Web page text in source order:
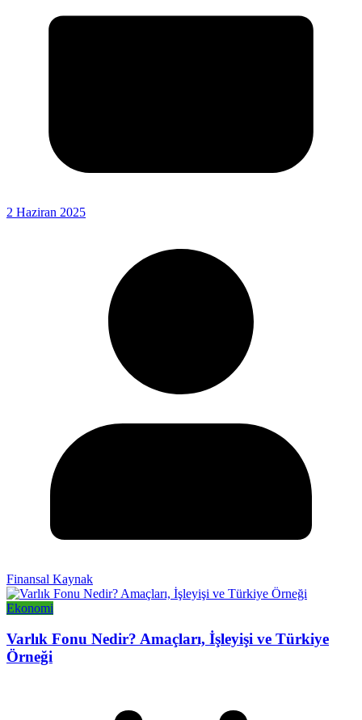
2 Haziran 2025
Finansal Kaynak
Ekonomi
Varlık Fonu Nedir? Amaçları, İşleyişi ve Türkiye
Örneği